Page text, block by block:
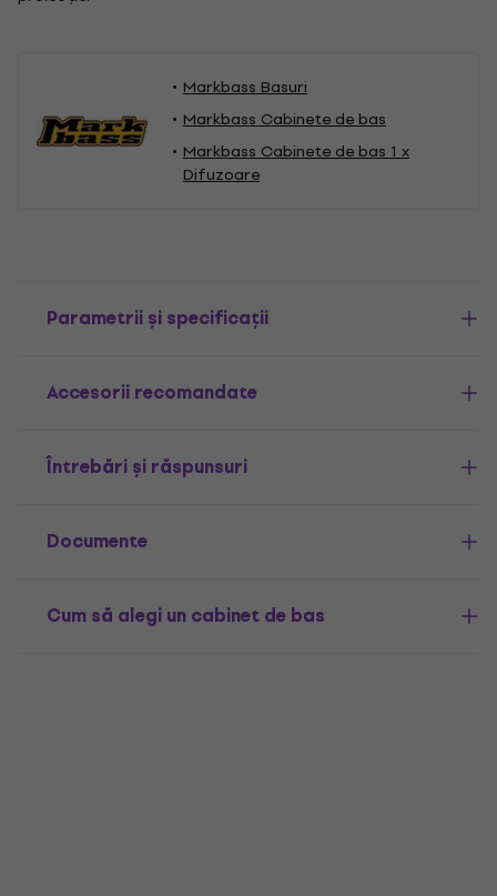
Markbass Basuri
Markbass Cabinete de bas
Markbass Cabinete de bas 1 x
Difuzoare
Parametrii și specificații
Accesorii recomandate
Întrebări și răspunsuri
Documente
Cum să alegi un cabinet de bas